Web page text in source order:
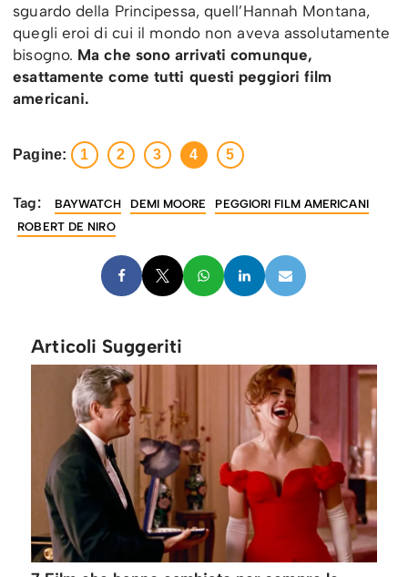
sguardo della Principessa, quell’Hannah Montana,
quegli eroi di cui il mondo non aveva assolutamente
bisogno. Ma che sono arrivati comunque,
esattamente come tutti questi peggiori film
americani.
Pagine: 1 2 3 4 5
Tag: BAYWATCH DEMI MOORE
PEGGIORI FILM AMERICANI
ROBERT DE NIRO
Articoli Suggeriti